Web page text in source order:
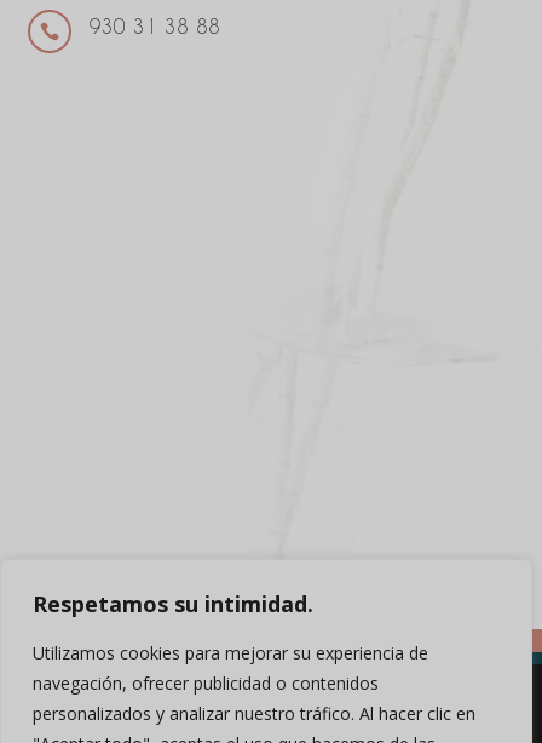
Respetamos su intimidad.
Utilizamos cookies para mejorar su experiencia de
navegación, ofrecer publicidad o contenidos
personalizados y analizar nuestro tráfico. Al hacer clic en
 930 31 38 88
Creación profesional de sitios web|